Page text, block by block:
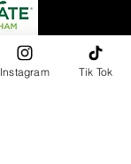
Instagram Tik Tok